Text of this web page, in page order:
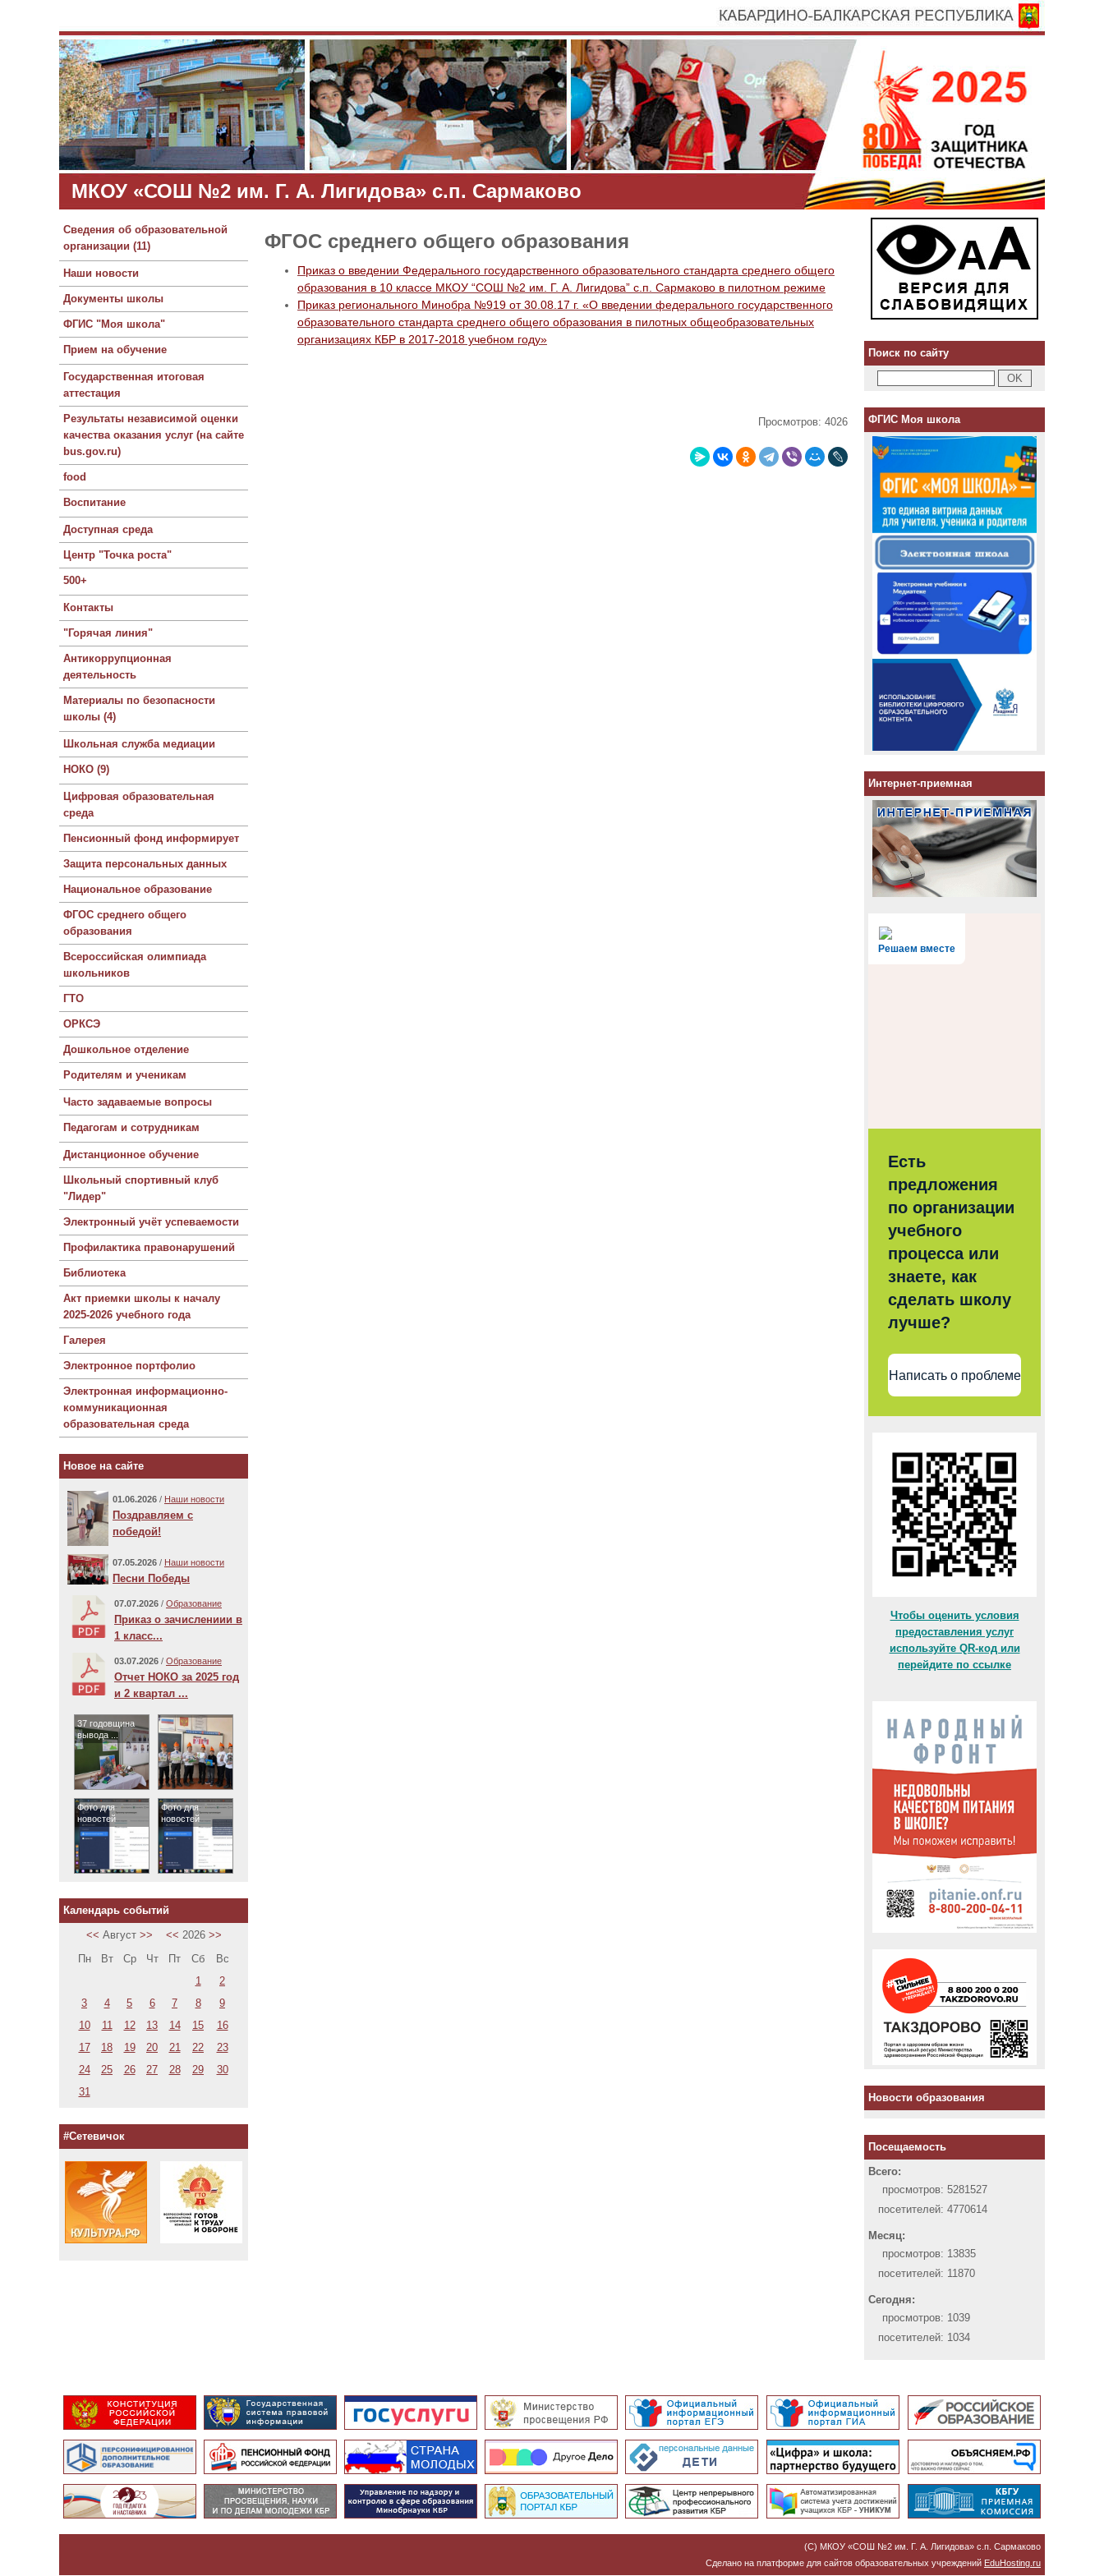
МКОУ «СОШ №2 им. Г. А. Лигидова» с.п. Сармаково
Сведения об образовательной
организации (11)
Наши новости
Документы школы
ФГИС "Моя школа"
Прием на обучение
Государственная итоговая
аттестация
Результаты независимой оценки
качества оказания услуг (на сайте
bus.gov.ru)
food
Воспитание
Доступная среда
Центр "Точка роста"
500+
Контакты
"Горячая линия"
Антикоррупционная
деятельность
Материалы по безопасности
школы (4)
Школьная служба медиации
НОКО (9)
Цифровая образовательная
среда
Пенсионный фонд информирует
Защита персональных данных
Национальное образование
ФГОС среднего общего
образования
Всероссийская олимпиада
школьников
ГТО
ОРКСЭ
Дошкольное отделение
Родителям и ученикам
Часто задаваемые вопросы
Педагогам и сотрудникам
Дистанционное обучение
Школьный спортивный клуб
"Лидер"
Электронный учёт успеваемости
Профилактика правонарушений
Библиотека
Акт приемки школы к началу
2025-2026 учебного года
Галерея
Электронное портфолио
Электронная информационно-
коммуникационная
образовательная среда
Новое на сайте
01.06.2026 / Наши новости
Поздравляем с
победой!
07.05.2026 / Наши новости
Песни Победы
07.07.2026 / Образование
Приказ о зачислениии в
1 класс...
03.07.2026 / Образование
Отчет НОКО за 2025 год
и 2 квартал ...
37 годовщина
вывода ...
Фото для
новостей
Фото для
новостей
Календарь событий
<< Август >> << 2026 >>
Пн
Вт Ср Чт Пт Сб
Вс
1
2
3
4 5 6 7 8
9
10
11 12 13 14 15
16
17
18 19 20 21 22
23
24
25 26 27 28 29
30
31
#Сетевичок
ФГОС среднего общего образования
Приказ о введении Федерального государственного образовательного стандарта среднего общего
образования в 10 классе МКОУ “СОШ №2 им. Г. А. Лигидова” с.п. Сармаково в пилотном режиме
Приказ регионального Минобра №919 от 30.08.17 г. «О введении федерального государственного
образовательного стандарта среднего общего образования в пилотных общеобразовательных
организациях КБР в 2017-2018 учебном году»
Просмотров: 4026
Поиск по сайту
ФГИС Моя школа
Интернет-приемная
Решаем вместе
Есть
предложения
по организации
учебного
процесса или
знаете, как
сделать школу
лучше?
Написать о проблеме
Чтобы оценить условия
предоставления услуг
используйте QR-код или
перейдите по ссылке
Новости образования
Посещаемость
Всего:
просмотров: 5281527
посетителей: 4770614
Месяц:
просмотров: 13835
посетителей: 11870
Сегодня:
просмотров: 1039
посетителей: 1034
(C) МКОУ «СОШ №2 им. Г. А. Лигидова» с.п. Сармаково
Сделано на платформе для сайтов образовательных учреждений EduHosting.ru